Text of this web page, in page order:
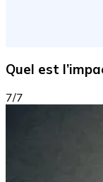
Quel est
7/7